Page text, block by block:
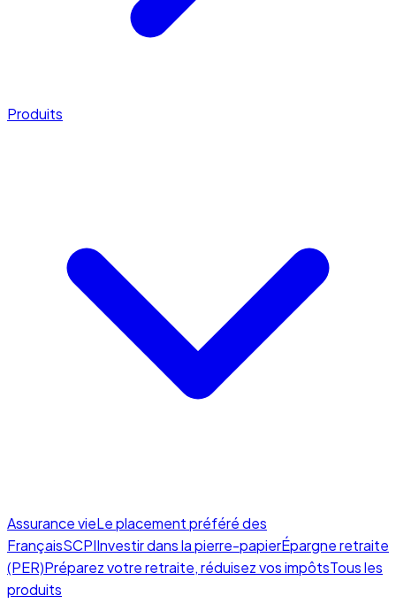
Produits
Assurance vieLe placement préféré des
FrançaisSCPIInvestir dans la pierre-papierÉpargne retraite
(PER)Préparez votre retraite, réduisez vos impôtsTous les
produits